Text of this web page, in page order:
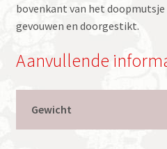
bovenkant van het
gevouwen en doorgestikt.
Aanvullende
Gewicht